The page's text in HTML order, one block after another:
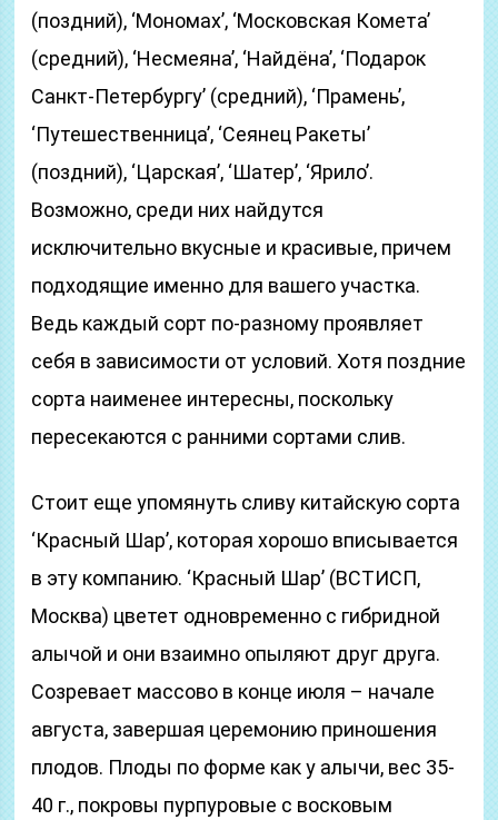
(поздний), ‘Мономах’, ‘Московская Комета’
(средний), ‘Несмеяна’, ‘Найдёна’, ‘Подарок
Санкт-Петербургу’ (средний), ‘Прамень’,
‘Путешественница’, ‘Сеянец Ракеты’
(поздний), ‘Царская’, ‘Шатер’, ‘Ярило’.
Возможно, среди них найдутся
исключительно вкусные и красивые, причем
подходящие именно для вашего участка.
Ведь каждый сорт по-разному проявляет
себя в зависимости от условий. Хотя поздние
сорта наименее интересны, поскольку
пересекаются с ранними сортами слив.
Стоит еще упомянуть сливу китайскую сорта
‘Красный Шар’, которая хорошо вписывается
в эту компанию. ‘Красный Шар’ (ВСТИСП,
Москва) цветет одновременно с гибридной
алычой и они взаимно опыляют друг друга.
Созревает массово в конце июля – начале
августа, завершая церемонию приношения
плодов. Плоды по форме как у алычи, вес 35-
40 г., покровы пурпуровые с восковым